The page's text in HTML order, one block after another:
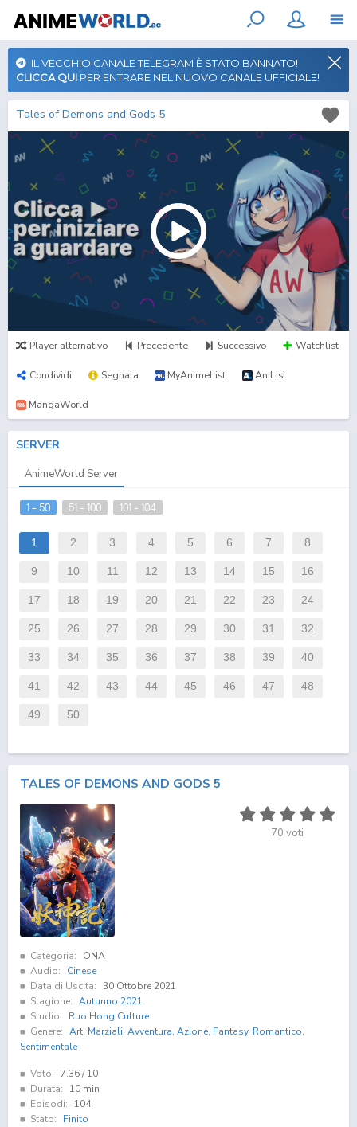
IL VECCHIO CANALE TELEGRAM È STATO BANNATO!
CLICCA QUI PER ENTRARE NEL NUOVO CANALE UFFICIALE!
Tales of Demons and Gods 5
Player alternativo Precedente Successivo Watchlist
Condividi Segnala MyAnimeList AniList
MangaWorld
SERVER
AnimeWorld Server
1 - 50 51 - 100 101 - 104
1 2 3 4 5 6 7 8
9 10 11 12 13 14 15 16
17 18 19 20 21 22 23 24
25 26 27 28 29 30 31 32
33 34 35 36 37 38 39 40
41 42 43 44 45 46 47 48
49 50
TALES OF DEMONS AND GODS 5
70 voti
Categoria:
ONA
Audio:
Cinese
Data di Uscita: 30 Ottobre 2021
Stagione: Autunno 2021
Studio:
Ruo Hong Culture
Genere: Arti Marziali, Avventura, Azione, Fantasy, Romantico,
Sentimentale
Voto: 7.36/ 10
Durata:
10 min
Episodi:
104
Stato:
Finito